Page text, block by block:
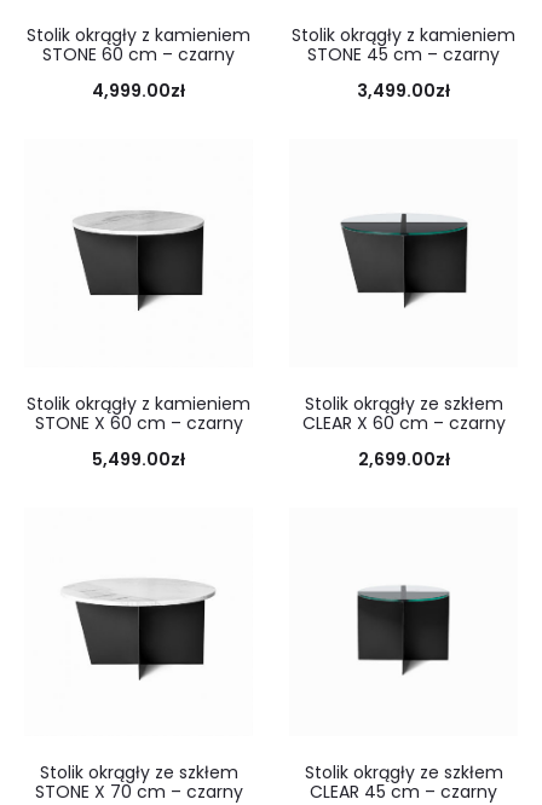
Stolik okrągły z kamieniem
STONE 60 cm – czarny
4,999.00zł
Stolik okrągły z kamieniem
STONE 45 cm – czarny
3,499.00zł
Stolik okrągły z kamieniem
STONE X 60 cm – czarny
5,499.00zł
Stolik okrągły ze szkłem
CLEAR X 60 cm – czarny
2,699.00zł
Stolik okrągły ze szkłem
STONE X 70 cm – czarny
Stolik okrągły ze szkłem
CLEAR 45 cm – czarny